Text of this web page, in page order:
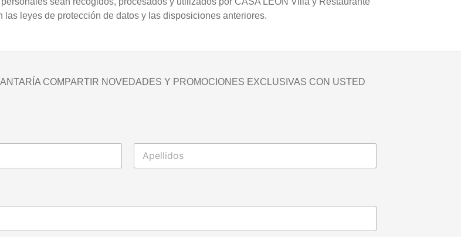
leyes de protección de datos y las disposiciones anteriores.
COMPARTIR NOVEDADES Y PROMOCIONES EXCLUSIVAS CON USTED